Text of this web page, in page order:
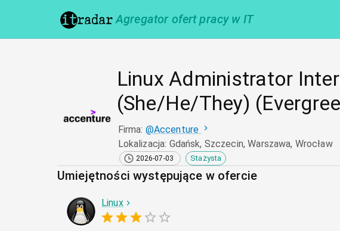
Agregator ofert pracy w IT
Linux Administrator
(She/He/They)
Firma: @Accenture
Lokalizacja: Gdańsk, Szczecin, Warszawa, Wrocław
2026-07-03 Stażysta
Umiejętności występujące w ofercie
Linux